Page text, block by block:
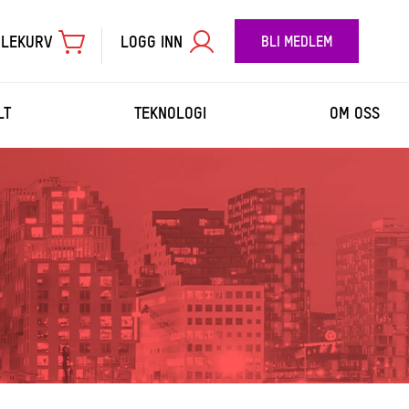
LOGG INN BLI MEDLEM
TIL BETALING
TEKNOLOGI OM OSS